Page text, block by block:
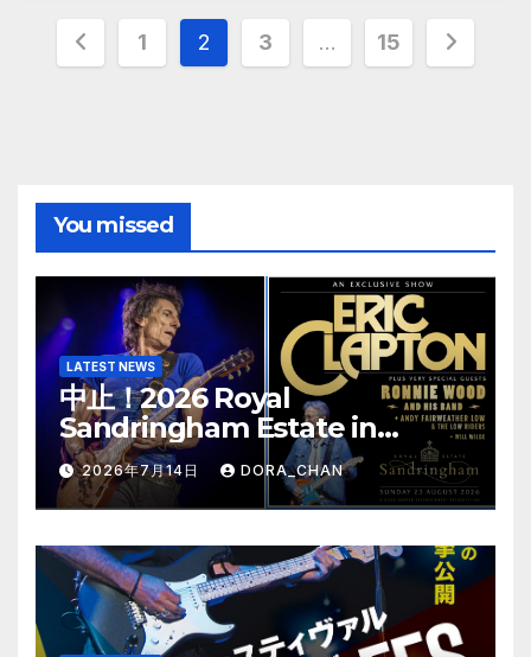
投
ー
ジ
送
り
1 2 3 … 15
You missed
LATEST NEWS
中止！2026 Royal
Sandringham Estate in
Norfolk-Update
2026年7月14日 DORA_CHAN